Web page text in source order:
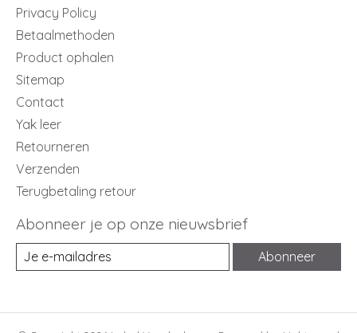
Privacy Policy
Betaalmethoden
Product ophalen
Sitemap
Contact
Yak leer
Retourneren
Verzenden
Terugbetaling retour
Abonneer je op onze nieuwsbrief
Abonneer